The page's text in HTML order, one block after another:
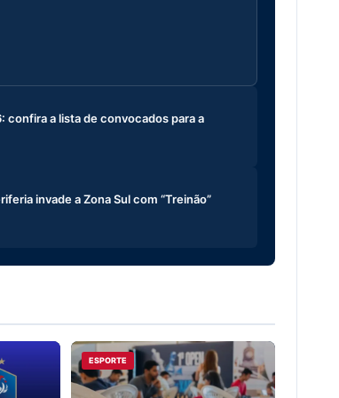
confira a lista de convocados para a
invade a Zona Sul com “Treinão”
ESPORTE